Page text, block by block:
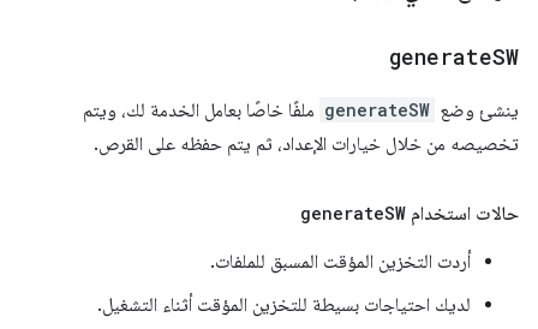
generateSW
ينشئ وضع generateSW ملفًا خاصًا بعامل الخدمة لك، ويتم
تخصيصه من خلال خيارات الإعداد، ثم يتم حفظه على القرص.
حالات استخدام generateSW
أردت التخزين المؤقت المسبق للملفات.
لديك احتياجات بسيطة للتخزين المؤقت أثناء التشغيل.